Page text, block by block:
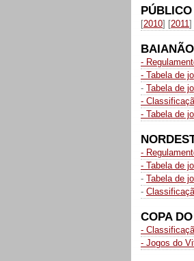
[2010] [2011]
-
- Tabela de
- Tabela de
-
- Tabela de
-
- Tabela de
- Tabela de
-
COPA
-
- Jogos do